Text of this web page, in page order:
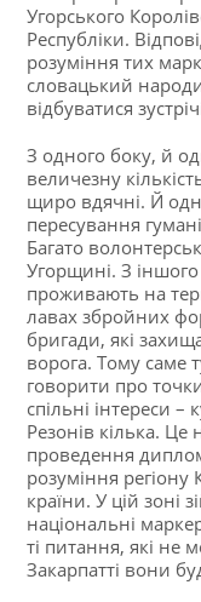
Угорського
Республіки.
розуміння тих
словацький
відбуватися
З одного боку, й
величезну
щиро вдячні. Й
пересування
Багато
Угорщині. З іншого
проживають на
лавах збройних
бригади, які
ворога. Тому саме
говорити про
спільні інтереси –
Резонів кілька.
проведення
розуміння регіону
країни. У цій зоні
національні
ті питання, які не
Закарпатті вони